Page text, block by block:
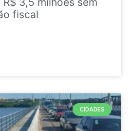
fiscal
CIDADES